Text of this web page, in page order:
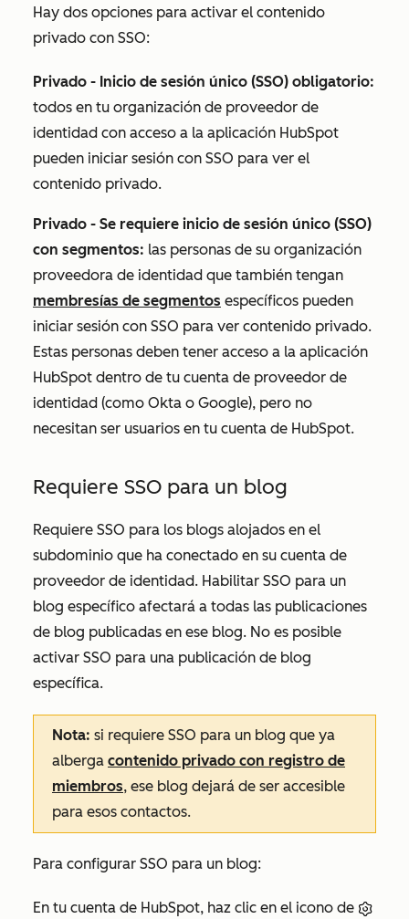
Hay dos opciones para activar el contenido
privado con SSO:
Privado - Inicio de sesión único (SSO) obligatorio:
todos en tu organización de proveedor de
identidad con acceso a la aplicación HubSpot
pueden iniciar sesión con SSO para ver el
contenido privado.
Privado - Se requiere inicio de sesión único (SSO)
con segmentos: las personas de su organización
proveedora de identidad que también tengan
membresías de segmentos específicos pueden
iniciar sesión con SSO para ver contenido privado.
Estas personas deben tener acceso a la aplicación
HubSpot dentro de tu cuenta de proveedor de
identidad (como Okta o Google), pero no
necesitan ser usuarios en tu cuenta de HubSpot.
Requiere SSO para un blog
Requiere SSO para los blogs alojados en el
subdominio que ha conectado en su cuenta de
proveedor de identidad. Habilitar SSO para un
blog específico afectará a todas las publicaciones
de blog publicadas en ese blog. No es posible
activar SSO para una publicación de blog
específica.
Nota: si requiere SSO para un blog que ya
alberga contenido privado con registro de
miembros, ese blog dejará de ser accesible
para esos contactos.
Para configurar SSO para un blog:
En tu cuenta de HubSpot, haz clic en el icono de